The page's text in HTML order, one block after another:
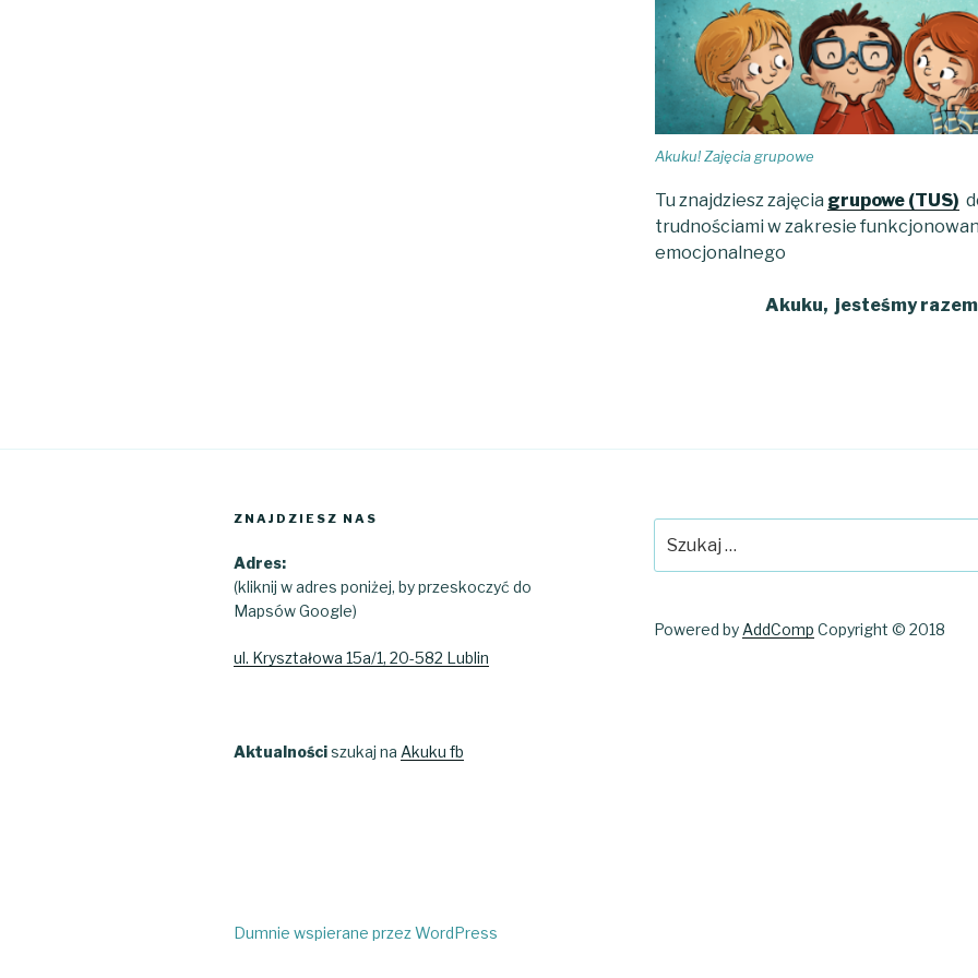
Akuku! Zajęcia grupowe
Tu znajdziesz zajęcia grupowe (TUS)
trudnościami w zakresie
emocjonalnego
Akuku, jesteśmy
ZNAJDZIESZ NAS
Adres:
(kliknij w adres poniżej, by przeskoczyć do
Mapsów Google)
ul. Kryształowa 15a/1, 20-582 Lublin
Aktualnościszukaj na Akuku fb
Powered by AddComp Copyright © 2018
Dumnie wspierane przez WordPress